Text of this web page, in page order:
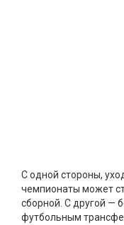
С одной стороны,
чемпионаты может
сборной. С другой —
футбольным